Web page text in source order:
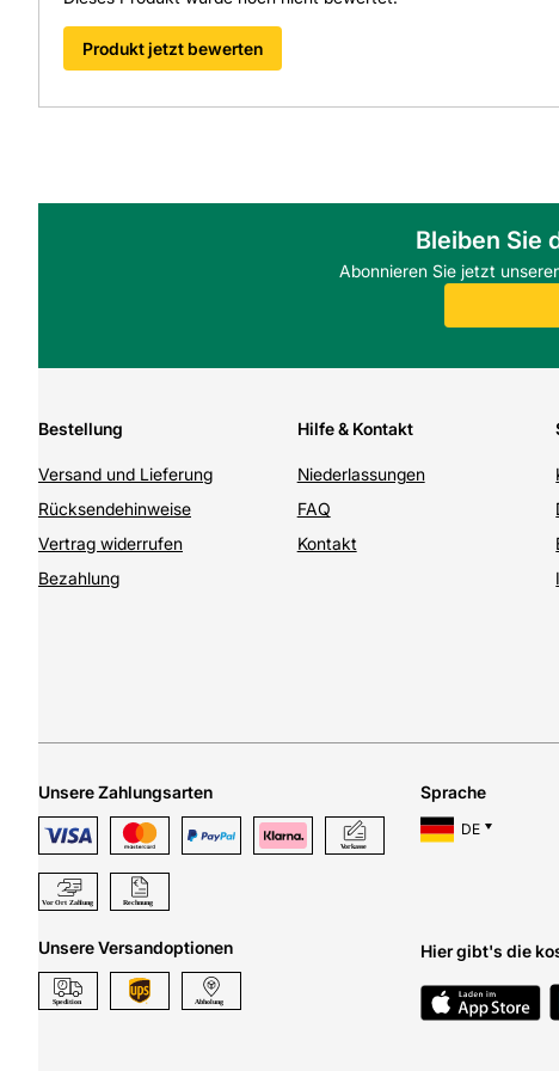
Produkt jetzt bewerten
Bleiben Sie
Abonnieren Sie jetzt
Bestellung
Versand und Lieferung
Rücksendehinweise
Vertrag widerrufen
Bezahlung
Hilfe & Kontakt
Niederlassungen
FAQ
Kontakt
Unsere Zahlungsarten
Unsere Versandoptionen
Sprache
DE
Hier gibt's die